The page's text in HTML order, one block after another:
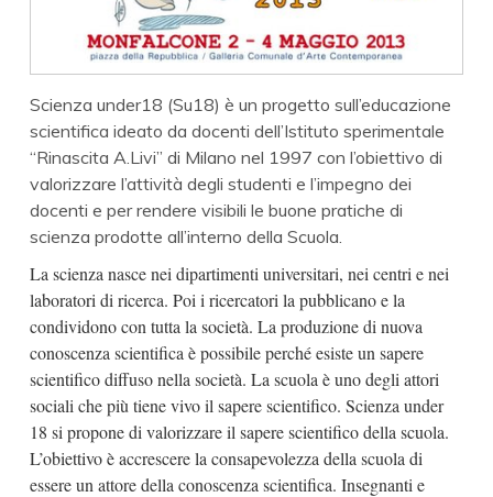
Scienza under18 (Su18) è un progetto sull’educazione
scientifica ideato da docenti dell’Istituto sperimentale
“Rinascita A.Livi” di Milano nel 1997 con l’obiettivo di
valorizzare l’attività degli studenti e l’impegno dei
docenti e per rendere visibili le buone pratiche di
scienza prodotte all’interno della Scuola.
La scienza nasce nei dipartimenti universitari, nei centri e nei
laboratori di ricerca. Poi i ricercatori la pubblicano e la
condividono con tutta la società. La produzione di nuova
conoscenza scientifica è possibile perché esiste un sapere
scientifico diffuso nella società. La scuola è uno degli attori
sociali che più tiene vivo il sapere scientifico. Scienza under
18 si propone di valorizzare il sapere scientifico della scuola.
L’obiettivo è accrescere la consapevolezza della scuola di
essere un attore della conoscenza scientifica. Insegnanti e